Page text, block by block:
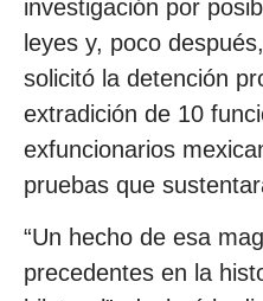
investigación por
leyes y, poco
solicitó la detención
extradición de 10
exfuncionarios
pruebas que
“Un hecho de esa
precedentes en la